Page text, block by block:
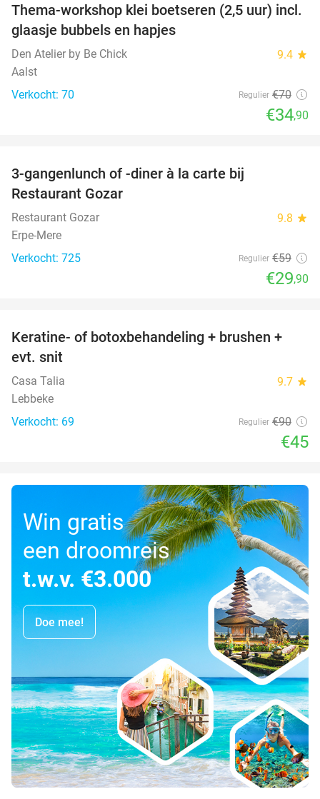
50%
Thema-workshop klei boetseren (2,5 uur) incl.
glaasje bubbels en hapjes
Den Atelier by Be Chick 9.4 star
Aalst
Verkocht: 70
Regulier €70
€34,90
3-gangenlunch of -diner à la carte bij
Restaurant Gozar
Restaurant Gozar 9.8 star
Erpe-Mere
Verkocht: 725
Regulier €59
€29,90
50%
Keratine- of botoxbehandeling + brushen +
evt. snit
Casa Talia 9.7 star
Lebbeke
Verkocht: 69
Regulier €90
€45
Win gratis
een droomreis
t.w.v. €3.000
Doe mee!